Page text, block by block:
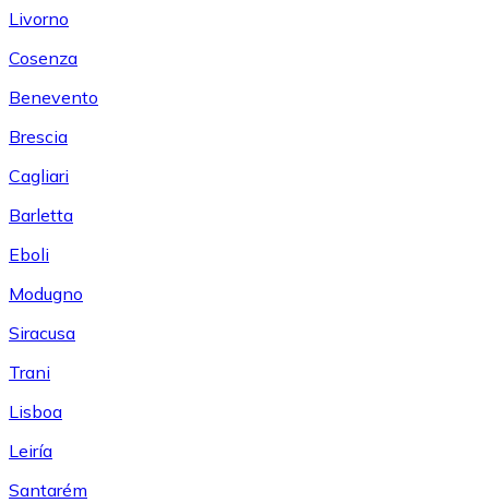
Livorno
Cosenza
Benevento
Brescia
Cagliari
Barletta
Eboli
Modugno
Siracusa
Trani
Lisboa
Leiría
Santarém